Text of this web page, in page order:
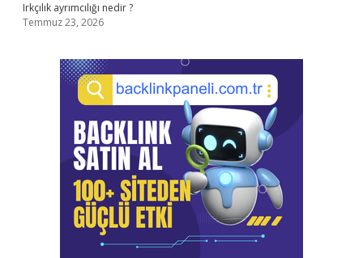
Irkçılık ayrımcılığı nedir ?
Temmuz 23, 2026